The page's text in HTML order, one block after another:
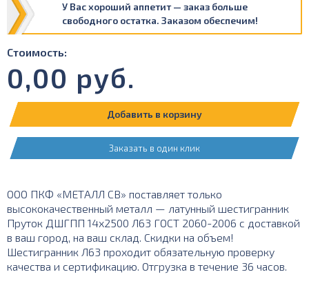
У Вас хороший аппетит — заказ больше
свободного остатка. Заказом обеспечим!
Стоимость:
0,00 руб.
Добавить в корзину
Заказать в один клик
ООО ПКФ «МЕТАЛЛ СВ» поставляет только
высококачественный металл — латунный шестигранник
Пруток ДШГПП 14х2500 Л63 ГОСТ 2060-2006 с доставкой
в ваш город, на ваш склад. Скидки на объем!
Шестигранник Л63 проходит обязательную проверку
качества и сертификацию. Отгрузка в течение 36 часов.